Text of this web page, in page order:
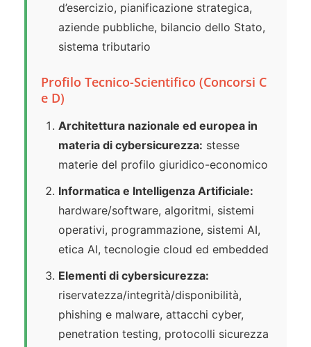
d’esercizio, pianificazione strategica,
aziende pubbliche, bilancio dello Stato,
sistema tributario
Profilo Tecnico-Scientifico (Concorsi C
e D)
Architettura nazionale ed europea in
materia di cybersicurezza: stesse
materie del profilo giuridico-economico
Informatica e Intelligenza Artificiale:
hardware/software, algoritmi, sistemi
operativi, programmazione, sistemi AI,
etica AI, tecnologie cloud ed embedded
Elementi di cybersicurezza:
riservatezza/integrità/disponibilità,
phishing e malware, attacchi cyber,
penetration testing, protocolli sicurezza